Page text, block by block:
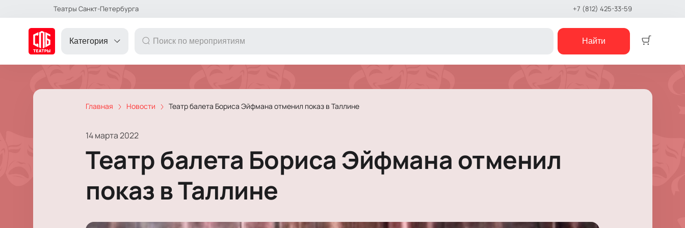
Театры Санкт-Петербурга +7 (812) 425-33-59
Категория
КОНЦЕРТ
ДЕТЯМ
Сертификат
Инди
Детский квест
Найти
Главная Новости Театр балета Бориса Эйфмана отменил показ в Таллине
14 марта 2022
Театр балета Бориса Эйфмана отменил
показ в Таллине